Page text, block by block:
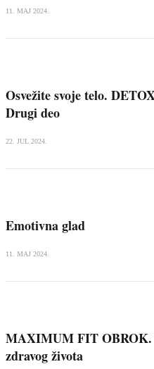
11. MAJ 2024.
Osvežite svoje telo.
Drugi deo
22. JUL 2024.
Emotivna glad
11. MAJ 2024.
MAXIMUM FIT OBROK.
zdravog života